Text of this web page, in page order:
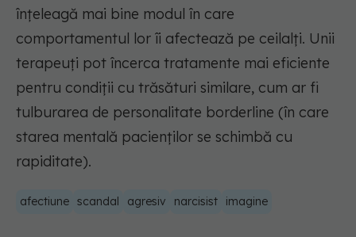
înțeleagă mai bine modul în care
comportamentul lor îi afectează pe ceilalți. Unii
terapeuți pot încerca tratamente mai eficiente
pentru condiții cu trăsături similare, cum ar fi
tulburarea de personalitate borderline (în care
starea mentală pacienților se schimbă cu
rapiditate).
afectiune scandal agresiv narcisist imagine